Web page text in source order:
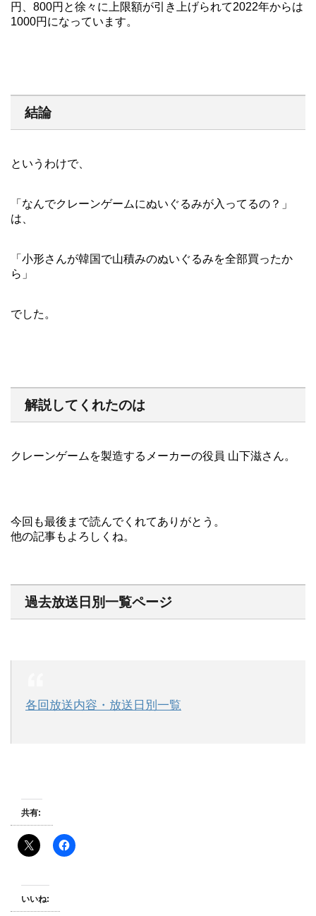
円、800円と徐々に上限額が引き上げられて2022年からは
1000円になっています。
結論
というわけで、
「なんでクレーンゲームにぬいぐるみが入ってるの？」
は、
「小形さんが韓国で山積みのぬいぐるみを全部買ったか
ら」
でした。
解説してくれたのは
クレーンゲームを製造するメーカーの役員 山下滋さん。
今回も最後まで読んでくれてありがとう。
他の記事もよろしくね。
過去放送日別一覧ページ
各回放送内容・放送日別一覧
共有:
いいね: